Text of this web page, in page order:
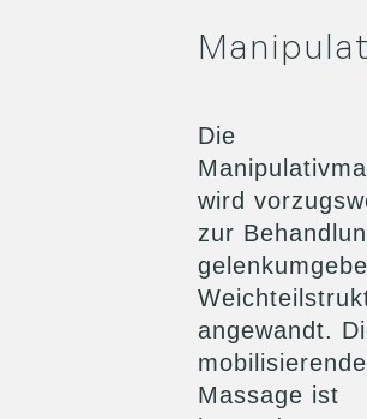
Die
wird
zur
angewandt.
mobilisierende
Massage ist